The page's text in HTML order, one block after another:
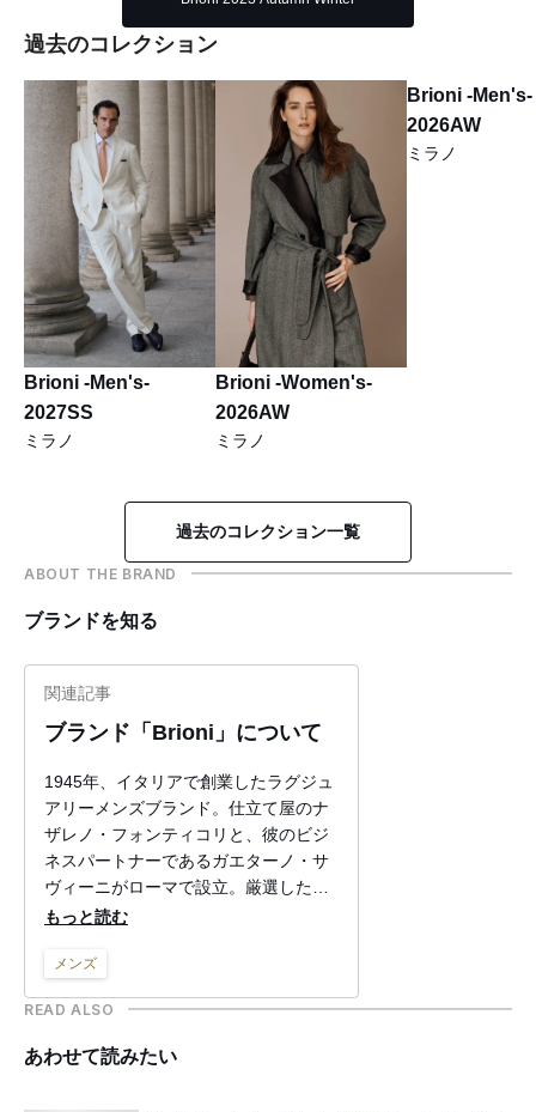
過去のコレクション
Brioni -Men's-
2027SS
ミラノ
Brioni -Women's-
2026AW
ミラノ
Brioni -Men's-
2026AW
ミラノ
過去のコレクション一覧
ABOUT THE BRAND
ブランドを知る
関連記事
ブランド「Brioni」について
1945年、イタリアで創業したラグジュ
アリーメンズブランド。仕立て屋のナ
ザレノ・フォンティコリと、彼のビジ
ネスパートナーであるガエターノ・サ
ヴィーニがローマで設立。厳選した最
高級の生地を使い、イタリアの伝統的
な既製スーツが、富裕層、セレブ、ビ
たフィットの良さにも定評があり、現
在のイタリアンスーツのルーツとも言
われている。「プラダ（PRADA）」出
もっと読む
メンズ
READ ALSO
あわせて読みたい